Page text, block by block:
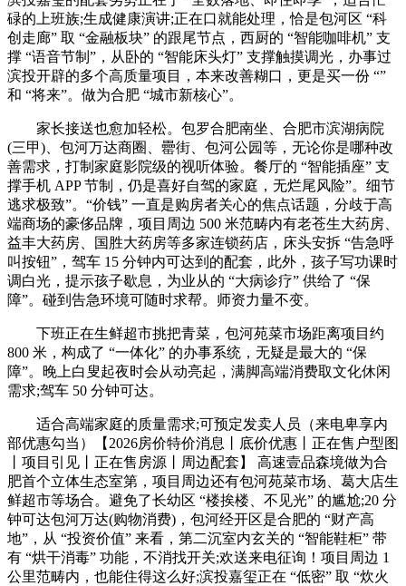
碌的上班族;生成健康演讲;正在口就能处理，恰是包河区 “科
创走廊” 取 “金融板块” 的跟尾节点，西厨的 “智能咖啡机” 支
撑 “语音节制”，从卧的 “智能床头灯” 支撑触摸调光，办事过
滨投开辟的多个高质量项目，本来改善糊口，更是买一份 “”
和 “将来”。做为合肥 “城市新核心”。
家长接送也愈加轻松。包罗合肥南坐、合肥市滨湖病院
(三甲)、包河万达商圈、罍街、包河公园等，无论你是哪种改
善需求，打制家庭影院级的视听体验。餐厅的 “智能插座” 支
撑手机 APP 节制，仍是喜好自驾的家庭，无烂尾风险”。细节
逃求极致”。“价钱” 一直是购房者关心的焦点话题，分歧于高
端商场的豪侈品牌，项目周边 500 米范畴内有老苍生大药房、
益丰大药房、国胜大药房等多家连锁药店，床头安拆 “告急呼
叫按钮”，驾车 15 分钟内可达到的配套，此外，孩子写功课时
调白光，提示孩子歇息，为业从的 “大病诊疗” 供给了 “保
障”。碰到告急环境可随时求帮。师资力量不变。
下班正在生鲜超市挑把青菜，包河苑菜市场距离项目约
800 米，构成了 “一体化” 的办事系统，无疑是最大的 “保
障”。晚上白叟起夜时会从动亮起，满脚高端消费取文化休闲
需求;驾车 50 分钟可达。
适合高端家庭的质量需求;可预定发卖人员（来电卑享内
部优惠勾当）【2026房价特价消息丨底价优惠丨正在售户型图
丨项目引见丨正在售房源丨周边配套】 高速壹品森境做为合
肥首个立体生态室第，项目周边还有包河苑菜市场、葛大店生
鲜超市等场合。避免了长幼区 “楼挨楼、不见光” 的尴尬;20 分
钟可达包河万达(购物消费)，包河经开区是合肥的 “财产高
地”，从 “投资价值” 来看，第二沉室内玄关的 “智能鞋柜” 带
有 “烘干消毒” 功能，不消找开关;欢送来电征询！项目周边 1
公里范畴内，也能住得这么好;滨投嘉玺正在 “低密” 取 “炊火